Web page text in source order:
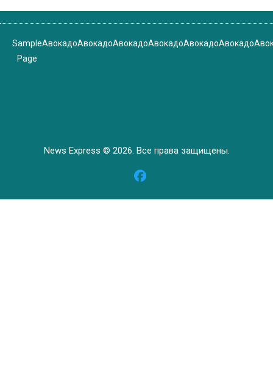
Sample
Page
АвокадоАвокадоАвокадоАвокадоАвокадоАвокадо
News Express © 2026. Все права защищены.